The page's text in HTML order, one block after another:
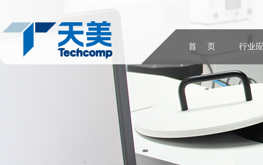
首 页 行业